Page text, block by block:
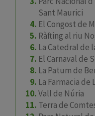
Sant Maurici
El Congost de
Ràfting al riu
La Catedral de
El Carnaval de
La Patum de
La Farmacia de
Vall de Núria
Terra de